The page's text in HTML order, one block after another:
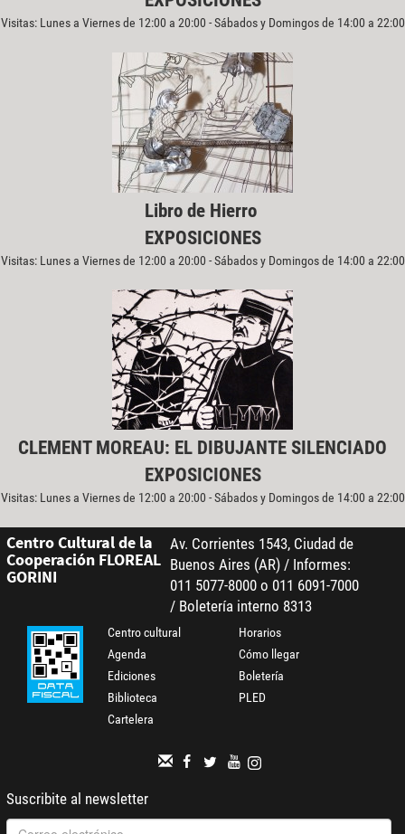
Visitas: Lunes a Viernes de 12:00 a 20:00 - Sábados y Domingos de 14:00 a 22:00
Libro de Hierro
EXPOSICIONES
Visitas: Lunes a Viernes de 12:00 a 20:00 - Sábados y Domingos de 14:00 a 22:00
CLEMENT MOREAU: EL DIBUJANTE SILENCIADO
EXPOSICIONES
Visitas: Lunes a Viernes de 12:00 a 20:00 - Sábados y Domingos de 14:00 a 22:00
Centro Cultural de la
Cooperación FLOREAL
GORINI
Av. Corrientes 1543, Ciudad de
Buenos Aires (AR) / Informes:
011 5077-8000 o 011 6091-7000
/ Boletería interno 8313
Centro cultural
Agenda
Ediciones
Biblioteca
Cartelera
Horarios
Cómo llegar
Boletería
PLED
Suscribite al newsletter